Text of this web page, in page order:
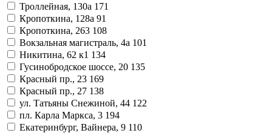
Троллейная, 130а 171
Кропоткина, 128а 91
Кропоткина, 263 108
Вокзальная магистраль, 4а 101
Никитина, 62 к1 134
Гусинобродское шоссе, 20 135
Красный пр., 23 169
Красный пр., 27 138
ул. Татьяны Снежиной, 44 122
пл. Карла Маркса, 3 194
Екатеринбург, Вайнера, 9 110